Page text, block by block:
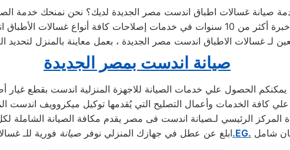
لـ غسالات الاطباق اندست مصر الجديدة ، بعمل معاينة بالمنزل
صيانة اندست بمصر الجديدة
المركز الرئيسي لـصيانة اندست فى مصر يقدم مكافة الصيانة الشاملة
ابلغ عن عطل في جهازك المنزلي نوفر صيانة فورية للـ .EG. شامل